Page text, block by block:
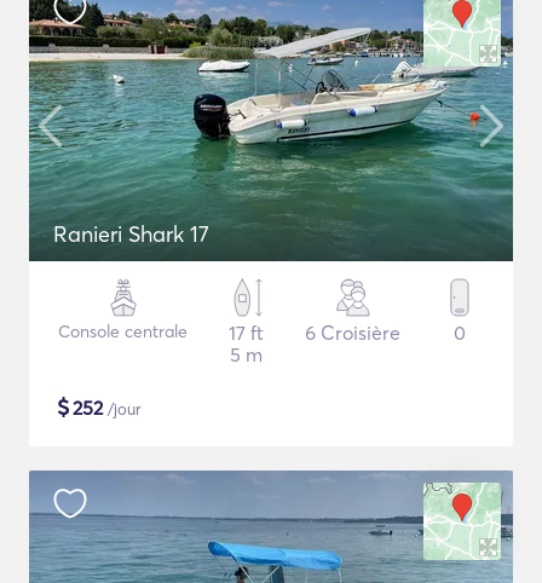
Ranieri Shark 17
Console centrale
17 ft
5 m
6 Croisière 0
$252/jour